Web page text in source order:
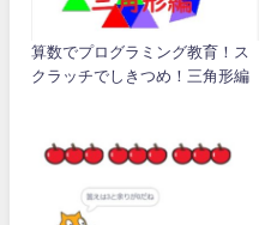
算数でプログラミング教育！ス
クラッチでしきつめ！三角形編